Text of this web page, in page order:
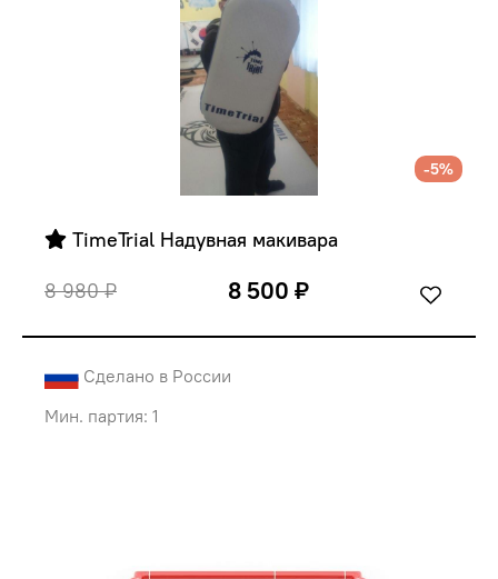
-5%
TimeTrial Надувная макивара
8 980 ₽
8 500 ₽
Сделано в России
Мин. партия: 1